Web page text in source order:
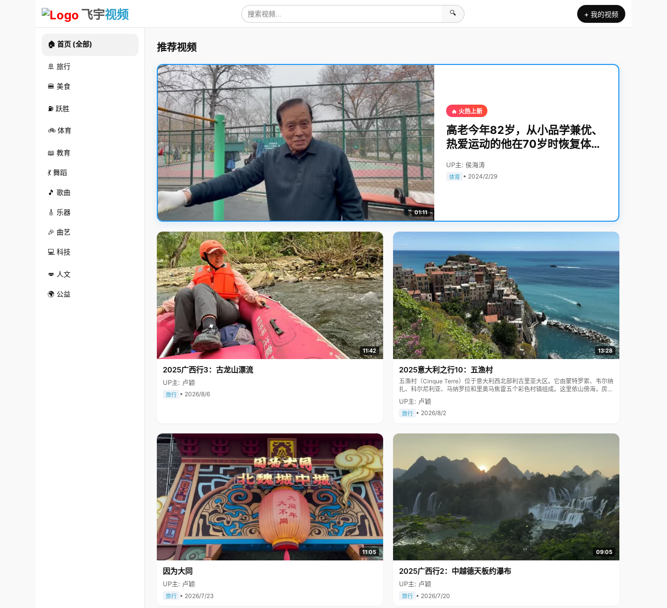
飞宇视频 🔍 + 我的视频
🏠 首页 (全部)
🚢 旅行
🍔 美食
⛽ 跃胜
🚲 体育
📖 教育
💃 舞蹈
🎵 歌曲
🎸 乐器
🎉 曲艺
💻 科技
💋 人文
🌍 公益
推荐视频
01:11
🔥 火热上新
高老今年82岁，从小品学兼优、
热爱运动的他在70岁时恢复体能
说：任何时候开始锻炼都不晚
UP主: 侯海涛
体育 • 2024/2/29
11:42
2025广西行3：古龙山漂流
UP主: 卢颖
旅行 • 2026/8/6
13:28
2025意大利之行10：五渔村
五渔村（Cinque Terre）位于意大利西北部利古里亚大区。它由蒙特罗索、韦尔纳
扎、科尔尼利亚、马纳罗拉和里奥马焦雷五个彩色村镇组成。这里依山傍海，房屋
色彩斑斓，1997年被列为世界文化遗产。
UP主: 卢颖
旅行 • 2026/8/2
11:05
因为大同
UP主: 卢颖
旅行 • 2026/7/23
09:05
2025广西行2：中越德天板约瀑布
UP主: 卢颖
旅行 • 2026/7/20